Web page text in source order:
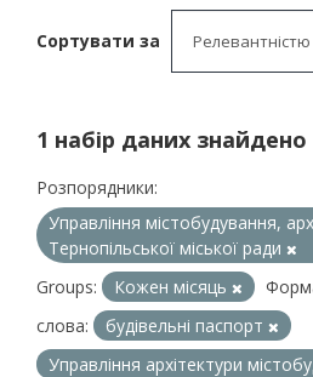
Сортувати за
1 набір даних знайдено
Розпорядники:
Управління містобудування,
Тернопільської міської ради
Groups:
Кожен місяць
слова:
будівельні паспорт
Управління архітектури